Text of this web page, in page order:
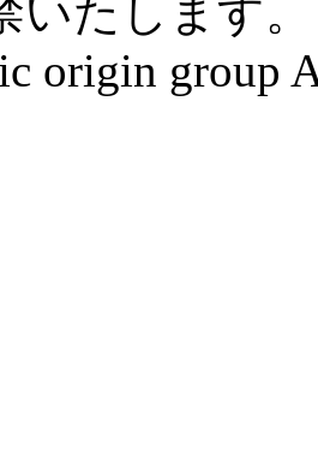
いたします。
origin group